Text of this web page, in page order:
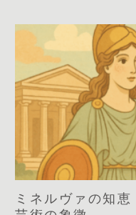
ミネルヴァの知